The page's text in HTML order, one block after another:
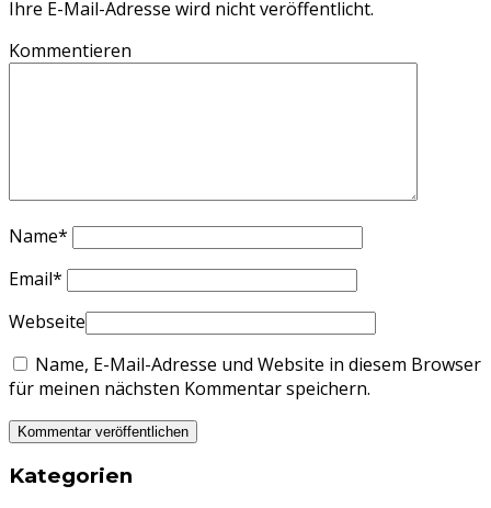
Ihre E-Mail-Adresse wird nicht veröffentlicht.
Kommentieren
Name*
Email*
Webseite
Name, E-Mail-Adresse und Website in diesem Browser
für meinen nächsten Kommentar speichern.
Kategorien